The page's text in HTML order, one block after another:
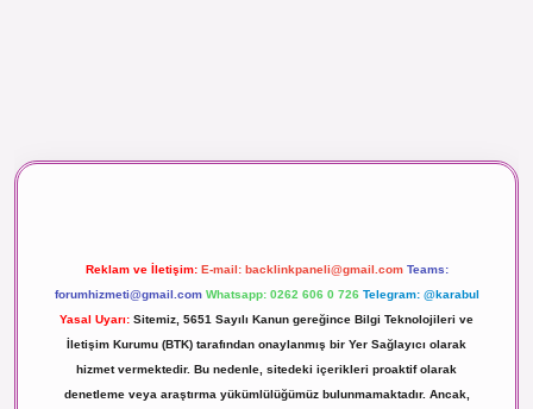
Reklam ve İletişim: E-mail: backlinkpaneli@gmail.com Teams:
forumhizmeti@gmail.com Whatsapp: 0262 606 0 726 Telegram: @karabul
Yasal Uyarı: Sitemiz, 5651 Sayılı Kanun gereğince Bilgi Teknolojileri ve
İletişim Kurumu (BTK) tarafından onaylanmış bir Yer Sağlayıcı olarak
hizmet vermektedir. Bu nedenle, sitedeki içerikleri proaktif olarak
denetleme veya araştırma yükümlülüğümüz bulunmamaktadır. Ancak,